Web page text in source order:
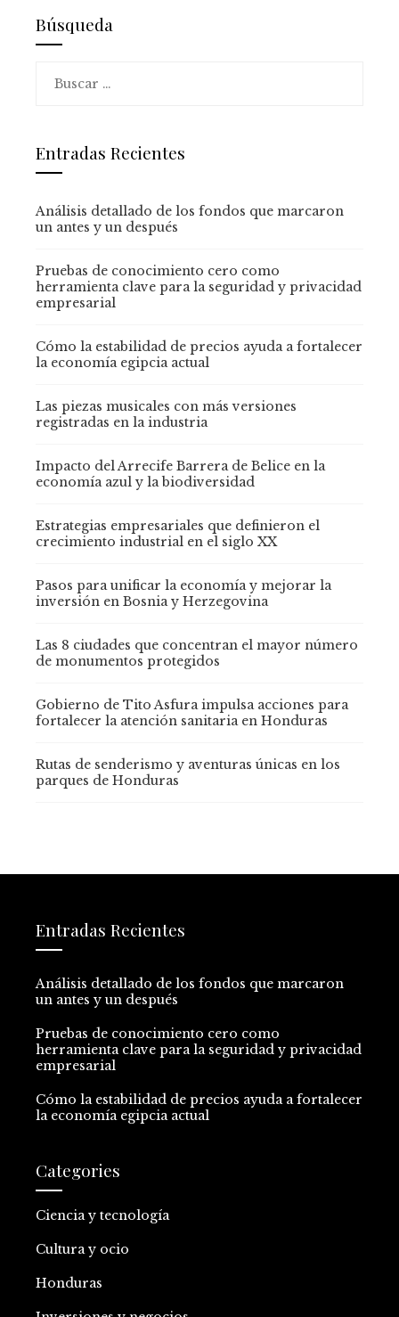
Búsqueda
Entradas Recientes
Análisis detallado de los fondos que marcaron
un antes y un después
Pruebas de conocimiento cero como
herramienta clave para la seguridad y privacidad
empresarial
Cómo la estabilidad de precios ayuda a fortalecer
la economía egipcia actual
Las piezas musicales con más versiones
registradas en la industria
Impacto del Arrecife Barrera de Belice en la
economía azul y la biodiversidad
Estrategias empresariales que definieron el
crecimiento industrial en el siglo XX
Pasos para unificar la economía y mejorar la
inversión en Bosnia y Herzegovina
Las 8 ciudades que concentran el mayor número
de monumentos protegidos
Gobierno de Tito Asfura impulsa acciones para
fortalecer la atención sanitaria en Honduras
Rutas de senderismo y aventuras únicas en los
parques de Honduras
Entradas Recientes
Análisis detallado de los fondos que marcaron
un antes y un después
Pruebas de conocimiento cero como
herramienta clave para la seguridad y privacidad
empresarial
Cómo la estabilidad de precios ayuda a fortalecer
la economía egipcia actual
Categories
Ciencia y tecnología
Cultura y ocio
Honduras